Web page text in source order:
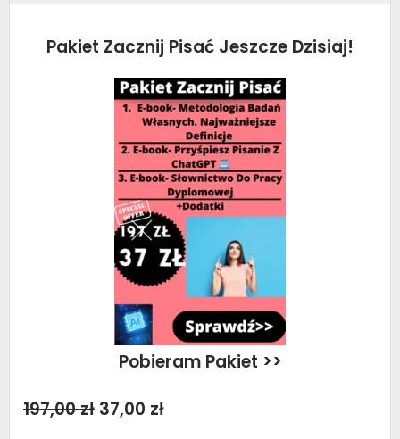
Pakiet Zacznij Pisać Jeszcze Dzisiaj!
Pobieram Pakiet >>
197,00 zł 37,00 zł